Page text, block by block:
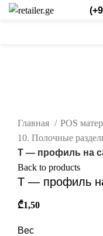
Главная
POS
10. Полочные
Т — профиль на
Back to products
Т — профиль
₾1,50
Вес